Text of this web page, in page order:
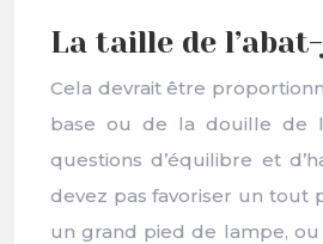
La taille de
Cela devrait être
base ou de la douille de
questions d’équilibre et
devez pas favoriser un tout
un grand pied de lampe,